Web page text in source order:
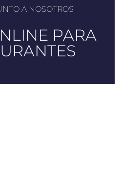
A NOSOTROS
PARA